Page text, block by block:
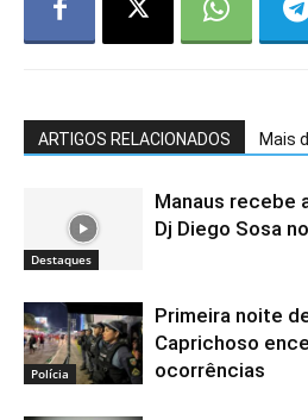
ARTIGOS RELACIONADOS Mais
Destaques
Manaus recebe
Dj Diego Sosa
Polícia
Primeira noite
Caprichoso
ocorrências